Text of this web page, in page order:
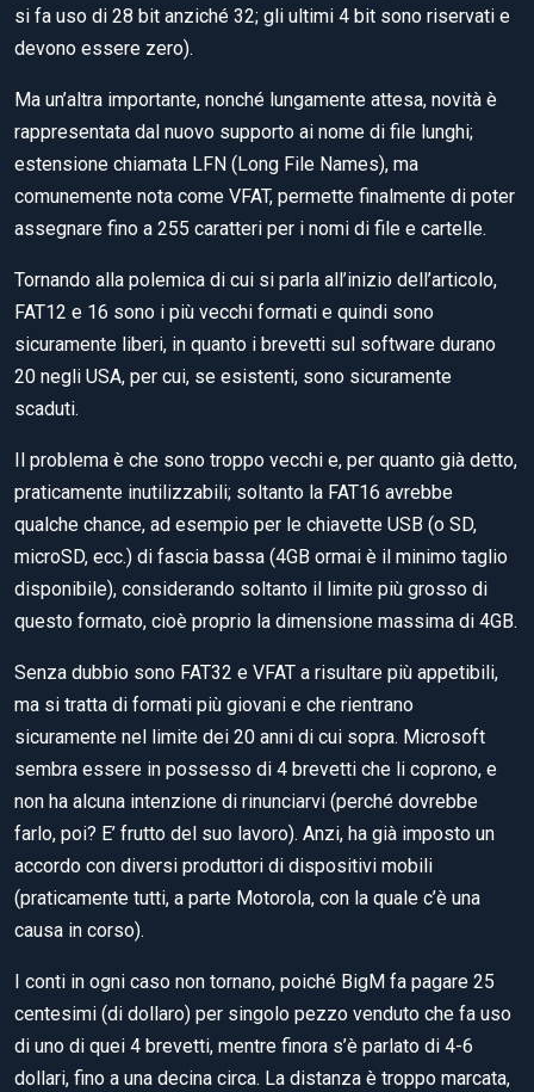
si fa uso di 28 bit anziché 32; gli ultimi 4 bit sono riservati e
devono essere zero).
Ma un’altra importante, nonché lungamente attesa, novità è
rappresentata dal nuovo supporto ai nome di file lunghi;
estensione chiamata LFN (Long File Names), ma
comunemente nota come VFAT, permette finalmente di poter
assegnare fino a 255 caratteri per i nomi di file e cartelle.
Tornando alla polemica di cui si parla all’inizio dell’articolo,
FAT12 e 16 sono i più vecchi formati e quindi sono
sicuramente liberi, in quanto i brevetti sul software durano
20 negli USA, per cui, se esistenti, sono sicuramente
scaduti.
Il problema è che sono troppo vecchi e, per quanto già detto,
praticamente inutilizzabili; soltanto la FAT16 avrebbe
qualche chance, ad esempio per le chiavette USB (o SD,
microSD, ecc.) di fascia bassa (4GB ormai è il minimo taglio
disponibile), considerando soltanto il limite più grosso di
questo formato, cioè proprio la dimensione massima di 4GB.
Senza dubbio sono FAT32 e VFAT a risultare più appetibili,
ma si tratta di formati più giovani e che rientrano
sicuramente nel limite dei 20 anni di cui sopra. Microsoft
sembra essere in possesso di 4 brevetti che li coprono, e
non ha alcuna intenzione di rinunciarvi (perché dovrebbe
farlo, poi? E’ frutto del suo lavoro). Anzi, ha già imposto un
accordo con diversi produttori di dispositivi mobili
(praticamente tutti, a parte Motorola, con la quale c’è una
causa in corso).
I conti in ogni caso non tornano, poiché BigM fa pagare 25
centesimi (di dollaro) per singolo pezzo venduto che fa uso
di uno di quei 4 brevetti, mentre finora s’è parlato di 4-6
dollari, fino a una decina circa. La distanza è troppo marcata,